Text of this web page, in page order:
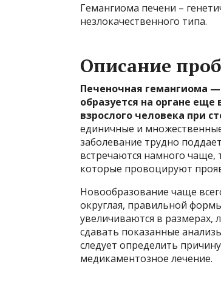
Гемангиома печени –
незлокачественного типа.
Описание
Печеночная гемангиома —
образуется на органе еще
взрослого человека при
единичные и
заболевание трудно
встречаются намного
которые провоцируют
Новообразование чаще
округлая, правильной
увеличиваются в размерах,
сдавать показанные
следует определить
медикаментозное лечение.